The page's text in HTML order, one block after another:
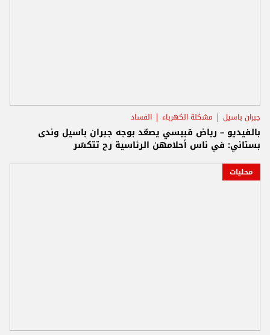
جبران باسيل مشكلة الكهرباء الفساد
بالفيديو – رياض قبيسي يصعّد بوجه جبران باسيل وندى
بستاني: في ناس أحلامهن الرئاسية رح تتكسّر
محليات